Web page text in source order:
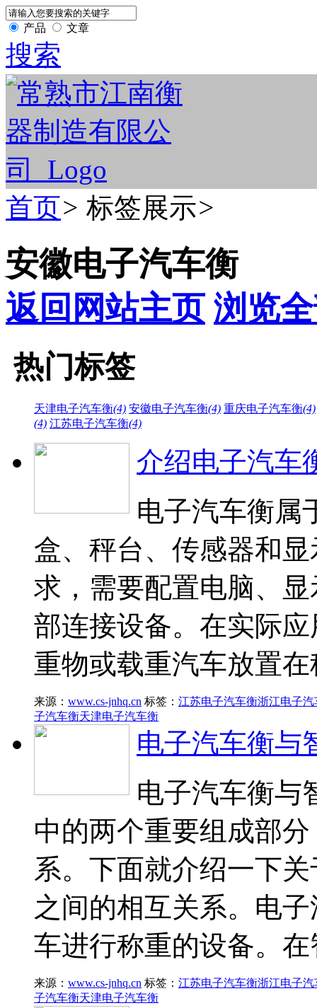
产品 文章
搜索
首页> 标签展示>
安徽电子汽车衡
返回网站主页 浏览
热门标签
天津电子汽车衡(4) 安徽电子汽车衡(4) 重庆电子汽车衡(4)
(4) 江苏电子汽车衡(4)
介绍电子汽车
电子汽车衡属
盒、秤台、传感器和
求，需要配置电脑、
部连接设备。在实际
重物或载重汽车放置
来源： www.cs-jnhq.cn 标签： 江苏电子汽车衡浙江电子汽
子汽车衡天津电子汽车衡
电子汽车衡与
电子汽车衡与
中的两个重要组成部
系。下面就介绍一下
之间的相互关系。电
车进行称重的设备。
来源： www.cs-jnhq.cn 标签： 江苏电子汽车衡浙江电子汽
子汽车衡天津电子汽车衡